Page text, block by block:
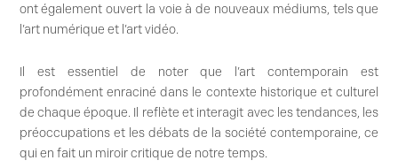
ont également ouvert la voie à de nouveaux médiums, tels que
l’art numérique et l’art vidéo.
Il est essentiel de noter que l’art contemporain est
profondément enraciné dans le contexte historique et culturel
de chaque époque. Il reflète et interagit avec les tendances, les
préoccupations et les débats de la société contemporaine, ce
qui en fait un miroir critique de notre temps.